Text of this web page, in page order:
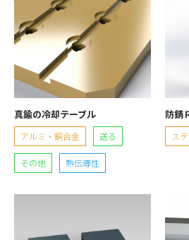
真鍮の冷却テーブル
アルミ・銅合金 送る
その他 熱伝導性
防錆
ス